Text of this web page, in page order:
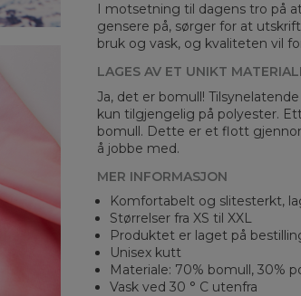
I motsetning til dagens tro på
gensere på, sørger for at
bruk og vask, og kvaliteten vil
LAGES AV ET UNIKT
Ja, det er bomull!
kun tilgjengelig på polyester.
bomull. Dette er et flott
å jobbe med.
MER INFORMASJON
Komfortabelt og slitesterkt,
Størrelser fra XS til XXL
Produktet er laget på
Unisex kutt
Materiale: 70% bomull, 30%
Vask ved 30 ° C utenfra